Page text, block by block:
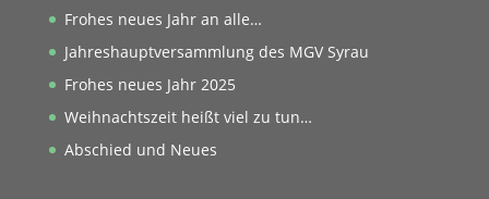
Frohes neues Jahr an alle…
Jahreshauptversammlung des MGV Syrau
Frohes neues Jahr 2025
Weihnachtszeit heißt viel zu tun…
Abschied und Neues